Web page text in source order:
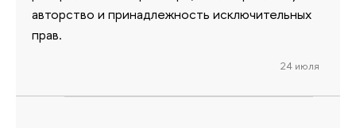
авторство и принадлежность исключительных
прав.
24 июля